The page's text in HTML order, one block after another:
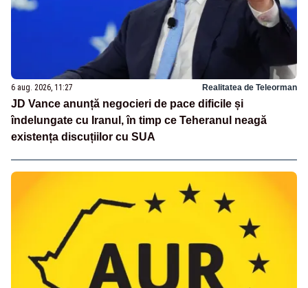
6 aug. 2026, 11:27 Realitatea de Teleorman
JD Vance anunță negocieri de pace dificile și
îndelungate cu Iranul, în timp ce Teheranul neagă
existența discuțiilor cu SUA